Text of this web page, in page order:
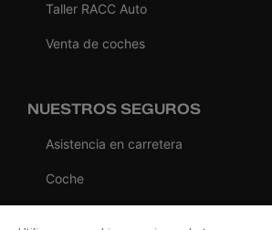
Taller RACC Auto
Venta de coches
NUESTROS SEGUROS
Asistencia en carretera
Coche